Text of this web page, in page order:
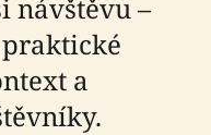
návštěvu –
a